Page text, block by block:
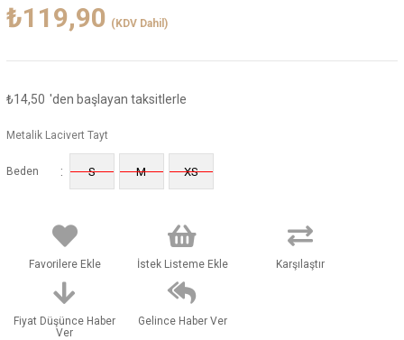
₺119,90 (KDV Dahil)
₺14,50 'den başlayan taksitlerle
Metalik Lacivert Tayt
Beden : S M XS
Favorilere Ekle İstek Listeme Ekle Karşılaştır
Fiyat Düşünce Haber
Ver
Gelince Haber Ver